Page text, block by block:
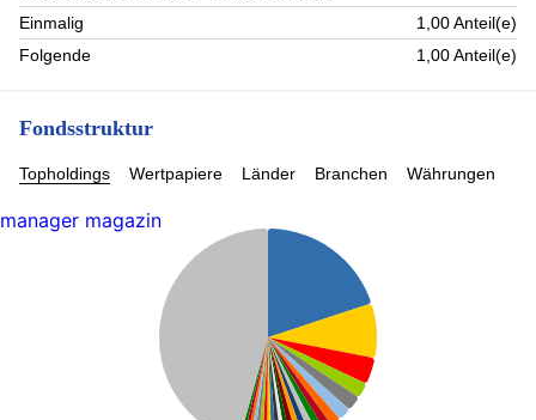
Einmalig
1,00 Anteil(e)
Folgende
1,00 Anteil(e)
Fondsstruktur
Topholdings Wertpapiere Länder Branchen Währungen
manager magazin